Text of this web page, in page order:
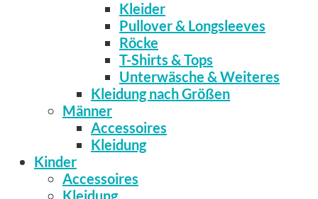
Kleider
Pullover & Longsleeves
Röcke
T-Shirts & Tops
Unterwäsche & Weiteres
Kleidung nach Größen
Männer
Accessoires
Kleidung
Kinder
Accessoires
Kleidung